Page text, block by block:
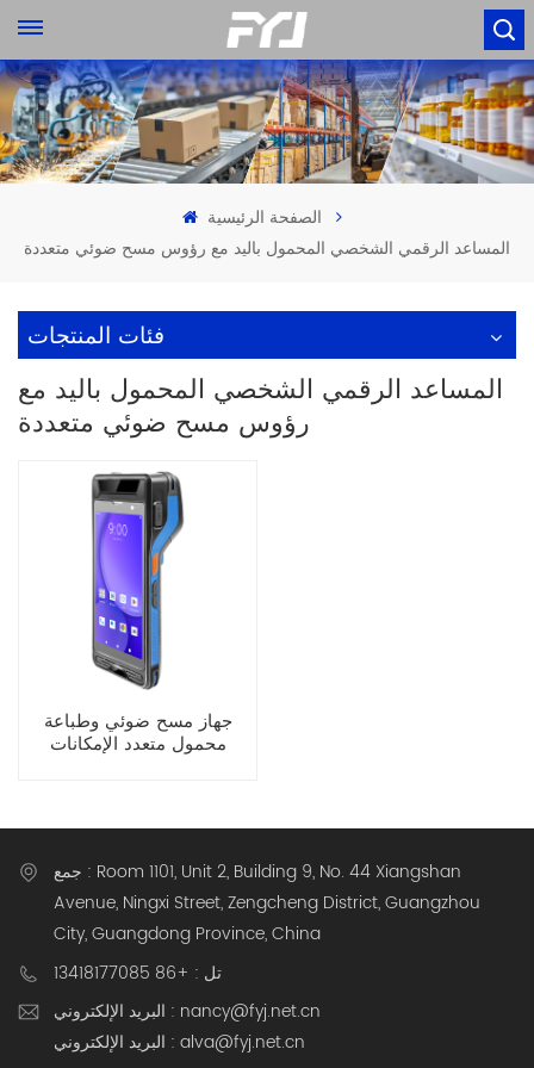
الصفحة الرئيسية
المساعد الرقمي الشخصي المحمول باليد مع رؤوس مسح ضوئي متعددة
فئات المنتجات
المساعد الرقمي الشخصي المحمول باليد مع
رؤوس مسح ضوئي متعددة
جهاز مسح ضوئي وطباعة
محمول متعدد الإمكانات
جمع : Room 1101, Unit 2, Building 9, No. 44 Xiangshan
Avenue, Ningxi Street, Zengcheng District, Guangzhou
City, Guangdong Province, China
تل : +86 13418177085
البريد الإلكتروني : nancy@fyj.net.cn
البريد الإلكتروني : alva@fyj.net.cn